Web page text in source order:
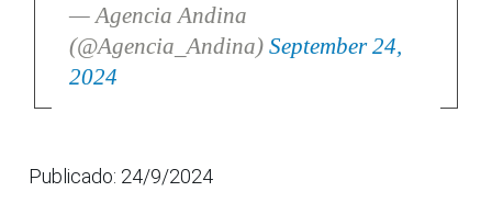
— Agencia Andina
(@Agencia_Andina) September 24,
2024
Publicado: 24/9/2024